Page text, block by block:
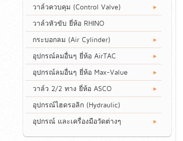
วาล์วควบคุม (Control Valve)
วาล์วหัวขับ ยี่ห้อ RHINO
กระบอกลม (Air Cylinder)
อุปกรณ์ลมอื่นๆ ยี่ห้อ AirTAC
อุปกรณ์ลมอื่นๆ ยี่ห้อ Max-Value
วาล์ว 2/2 ทาง ยี่ห้อ ASCO
อุปกรณ์ไฮดรอลิก (Hydraulic)
อุปกรณ์ และเครื่องมือวัดต่างๆ